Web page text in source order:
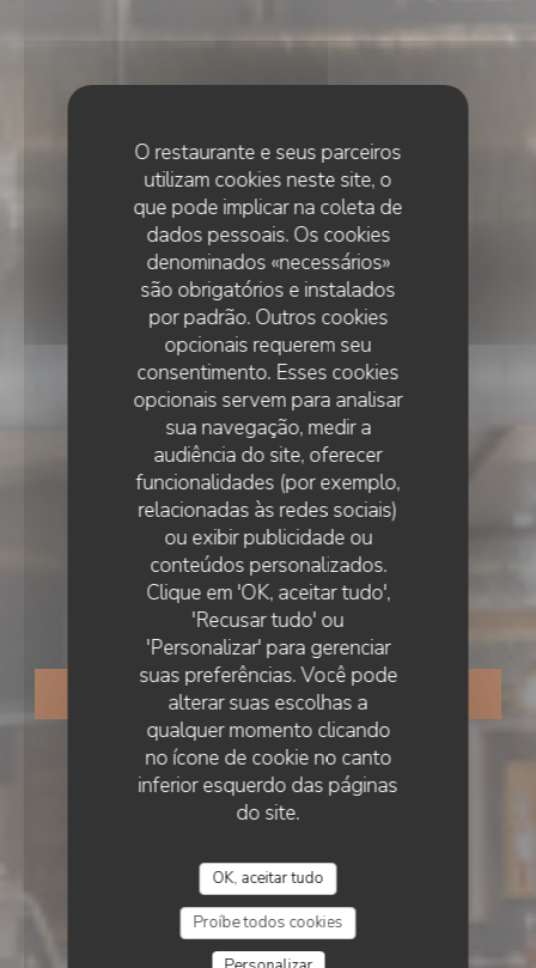
O restaurante e seus parceiros
utilizam cookies neste site, o
que pode implicar na coleta de
dados pessoais. Os cookies
denominados «necessários»
são obrigatórios e instalados
por padrão. Outros cookies
opcionais requerem seu
consentimento. Esses cookies
opcionais servem para analisar
sua navegação, medir a
audiência do site, oferecer
funcionalidades (por exemplo,
relacionadas às redes sociais)
ou exibir publicidade ou
conteúdos personalizados.
Clique em 'OK, aceitar tudo',
'Recusar tudo' ou
'Personalizar' para gerenciar
suas preferências. Você pode
alterar suas escolhas a
qualquer momento clicando
no ícone de cookie no canto
inferior esquerdo das páginas
do site.
OK, aceitar tudo
Proíbe todos cookies
RESTAURANTE TRADICIONAL• VAL-D'ISÈRE
Ski Gallery & Fondue Factory
RESERVAR UMA MESA